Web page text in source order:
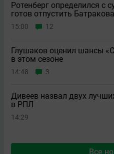
Ротенберг определился с
готов отпустить Батракова
15:00 12
Глушаков оценил шансы
в этом сезоне
14:48 3
Дивеев назвал двух
в РПЛ
14:29
Все